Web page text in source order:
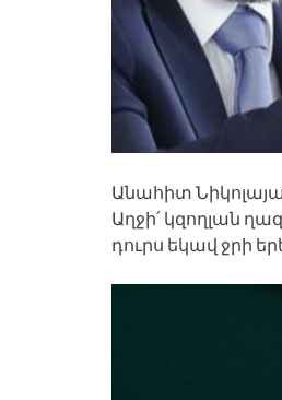
Անահիտ
Աղջի՛ կզողլան
դուրս եկավ ջրի